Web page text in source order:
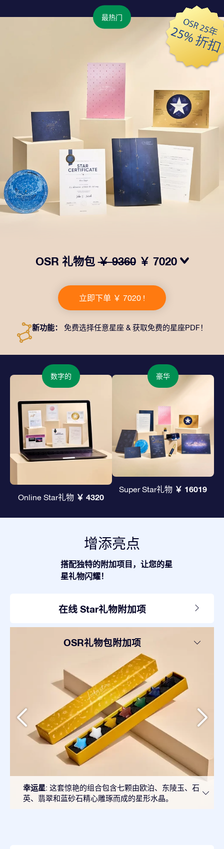
最热门
OSR 礼物包￥ 9360 ￥ 7020
一个精美的信封、寄往您的收货地址的个性化文档、电子
文件以及免费应用程序。这是一种向亲友赠送永恒礼物的
神奇方式。
立即下单 ￥ 7020 !
新功能： 免费选择任意星座 & 获取免费的星座PDF！
数字的
Online Star礼物 ￥ 4320
豪华
Super Star礼物 ￥ 16019
增添亮点
搭配独特的附加项目，让您的星
星礼物闪耀！
在线 Star礼物附加项
OSR礼物包附加项
幸运星: 这套惊艳的组合包含七颗由欧泊、东陵玉、石
英、翡翠和蓝砂石精心雕琢而成的星形水晶。